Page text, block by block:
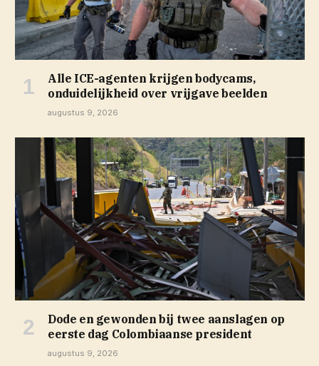
Alle ICE-agenten krijgen bodycams,
onduidelijkheid over vrijgave beelden
augustus 9, 2026
Dode en gewonden bij twee aanslagen op
eerste dag Colombiaanse president
augustus 9, 2026